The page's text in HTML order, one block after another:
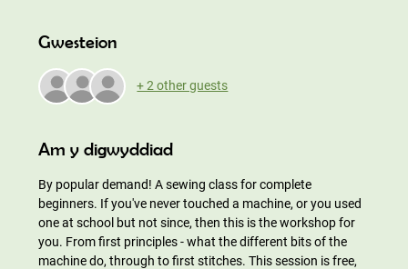
Gwesteion
+ 2 other guests
Am y digwyddiad
By popular demand! A sewing class for complete
beginners. If you've never touched a machine, or you used
one at school but not since, then this is the workshop for
you. From first principles - what the different bits of the
machine do, through to first stitches. This session is free,